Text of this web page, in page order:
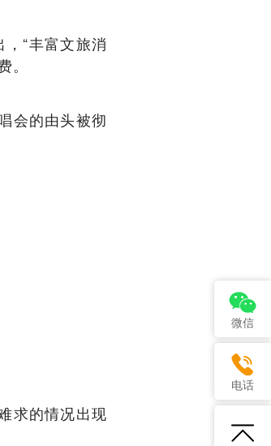
“丰富文旅消
会的由头被彻
求的情况出现
微信
电话